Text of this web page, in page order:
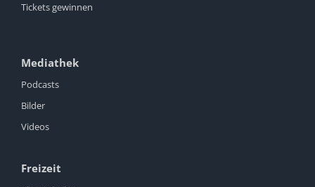
Tickets gewinnen
Mediathek
Podcasts
Bilder
Videos
Freizeit